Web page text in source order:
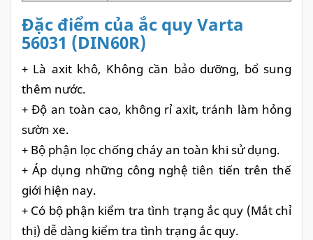
Đặc điểm của ắc quy Varta
56031 (DIN60R)
+ Là axit khô, Không cần bảo dưỡng, bổ sung
thêm nước.
+ Độ an toàn cao, không rỉ axit, tránh làm hỏng
sườn xe.
+ Bộ phận lọc chống cháy an toàn khi sử dụng.
+ Áp dụng những công nghệ tiên tiến trên thế
giới hiện nay.
+ Có bộ phận kiểm tra tình trạng ắc quy (Mắt chỉ
thị) dễ dàng kiểm tra tình trạng ắc quy.